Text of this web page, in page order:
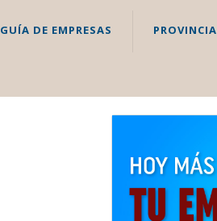
GUÍA DE EMPRESAS PROVINCIA